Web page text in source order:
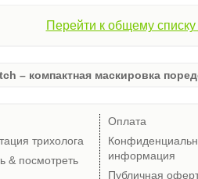
Перейти к общему
– компактная маскировка
трихолога
& посмотреть
Оплата
информация
Публичная